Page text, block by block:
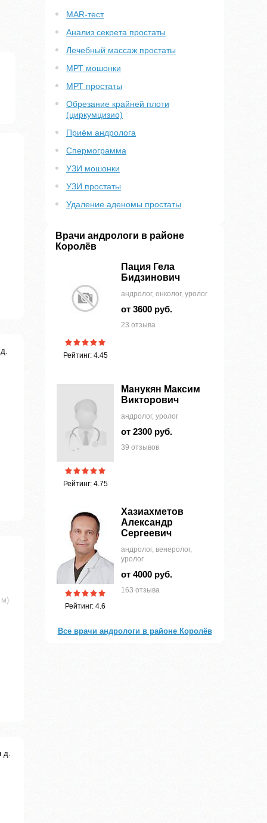
м)
д.
MAR-тест
Анализ секрета простаты
Лечебный массаж простаты
МРТ мошонки
МРТ простаты
Обрезание крайней плоти
(циркумцизио)
Приём андролога
Спермограмма
УЗИ мошонки
УЗИ простаты
Удаление аденомы простаты
Врачи андрологи в районе
Королёв
Рейтинг: 4.45
Пация Гела
Бидзинович
андролог, онколог, уролог
от 3600 руб.
23 отзыва
Рейтинг: 4.75
Манукян Максим
Викторович
андролог, уролог
от 2300 руб.
39 отзывов
Рейтинг: 4.6
Хазиахметов
Александр
Сергеевич
андролог, венеролог,
уролог
от 4000 руб.
163 отзыва
Все врачи андрологи в районе Королёв